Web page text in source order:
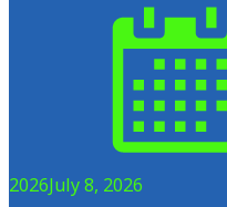
2026July 8, 2026